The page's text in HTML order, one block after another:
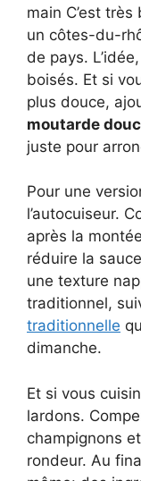
main C’est
un côtes-du-
de pays.
boisés. Et si
plus douce,
moutarde
juste pour
Pour une
l’autocuiseur.
après la
réduire la
une texture
traditionnel,
traditionnelle
dimanche.
Et si vous
lardons.
champignons
rondeur. Au